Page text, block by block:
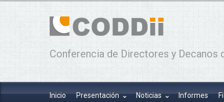
Conferencia de Directores y Decanos
Inicio Presentación Noticias Informes